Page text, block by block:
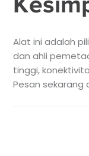
Alat ini adalah
dan ahli
tinggi,
Pesan sekarang